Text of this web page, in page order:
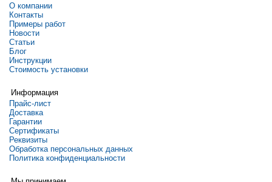
О компании
Контакты
Примеры работ
Новости
Статьи
Блог
Инструкции
Стоимость установки
Информация
Прайс-лист
Доставка
Гарантии
Сертификаты
Реквизиты
Обработка персональных данных
Политика конфиденциальности